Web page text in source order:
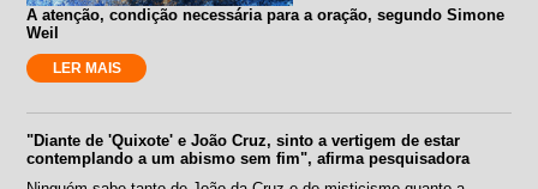
A atenção, condição necessária para a oração, segundo Simone
Weil
LER MAIS
"Diante de 'Quixote' e João Cruz, sinto a vertigem de estar
contemplando a um abismo sem fim", afirma pesquisadora